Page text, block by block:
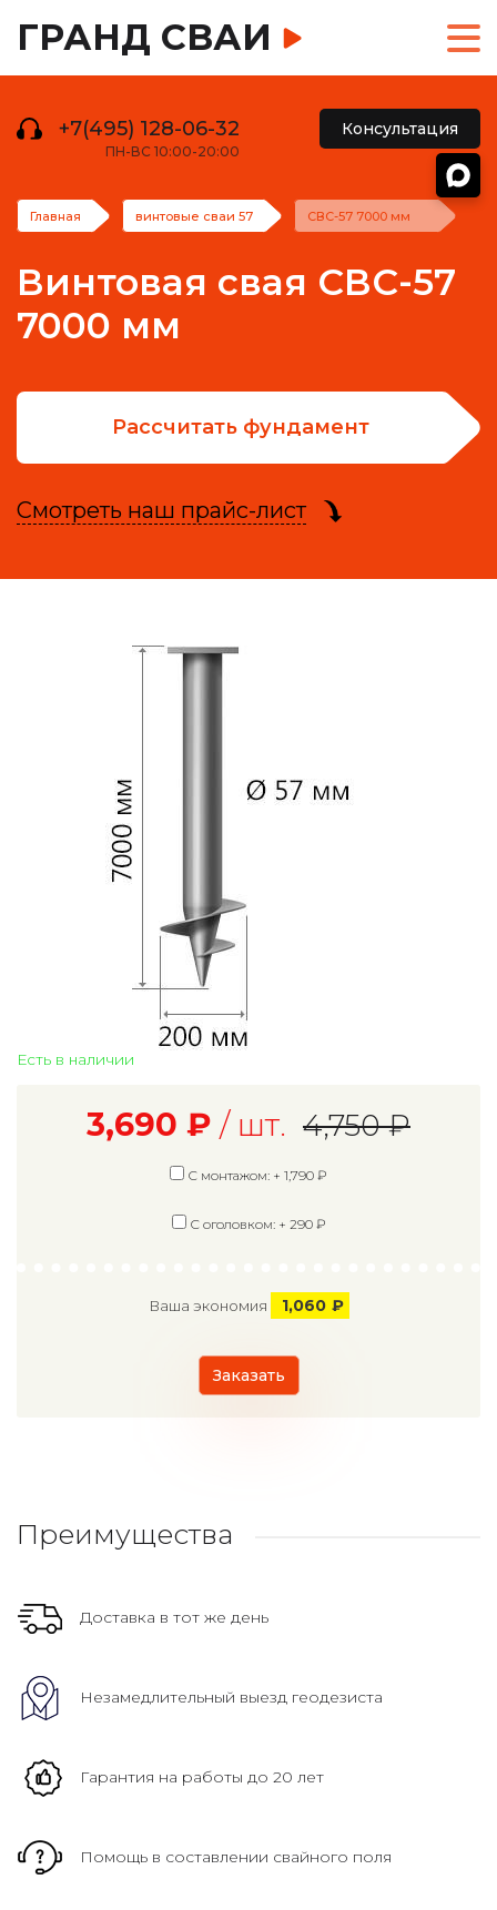
ГРАНД СВАИ
+7(495) 128-06-32
ПН-ВС 10:00-20:00
Консультация
Главная винтовые сваи 57 СВС-57 7000 мм
Винтовая свая СВС-57
7000 мм
Рассчитать фундамент
Смотреть наш прайс-лист
Есть в наличии
3,690 ₽ / шт. 4,750₽
С монтажом: + 1,790 ₽
С оголовком: + 290₽
Ваша экономия 1,060 ₽
Заказать
Преимущества
Доставка в тот же день
Незамедлительный выезд геодезиста
Гарантия на работы до 20 лет
Помощь в составлении свайного поля